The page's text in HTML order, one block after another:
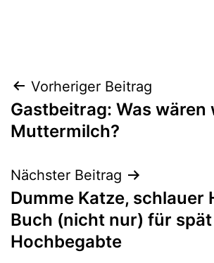
Vorheriger Beitrag
Gastbeitrag: Was wären
Muttermilch?
Nächster Beitrag
Dumme Katze, schlauer
Buch (nicht nur) für
Hochbegabte